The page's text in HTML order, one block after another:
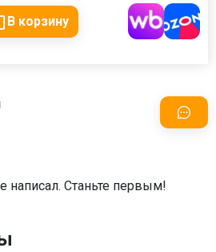
В корзину
написал. Станьте первым!